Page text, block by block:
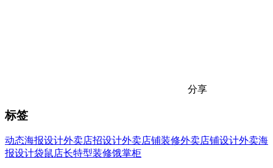
分享
标签
动态海报设计外卖店招设计外卖店铺装修外卖店铺设计外卖海
报设计袋鼠店长特型装修饿掌柜